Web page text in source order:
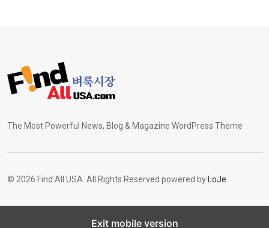
The Most Powerful News, Blog & Magazine WordPress Theme
© 2026 Find All USA. All Rights Reserved powered by LoJe
Exit mobile version